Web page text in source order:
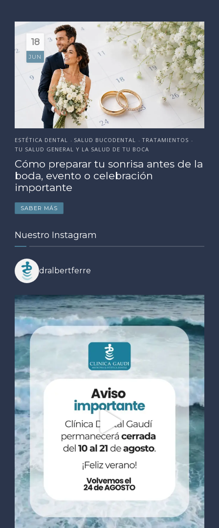
18
JUN
ESTÉTICA DENTAL • SALUD BUCODENTAL • TRATAMIENTOS •
TU SALUD GENERAL Y LA SALUD DE TU BOCA
Cómo preparar tu sonrisa antes de la
boda, evento o celebración
importante
SABER MÁS
Nuestro Instagram
dralbertferre